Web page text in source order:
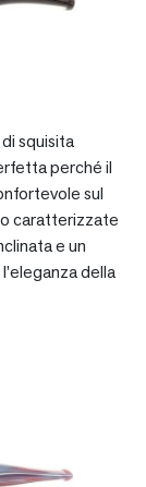
squisita
perché il
sul
caratterizzate
e un
della